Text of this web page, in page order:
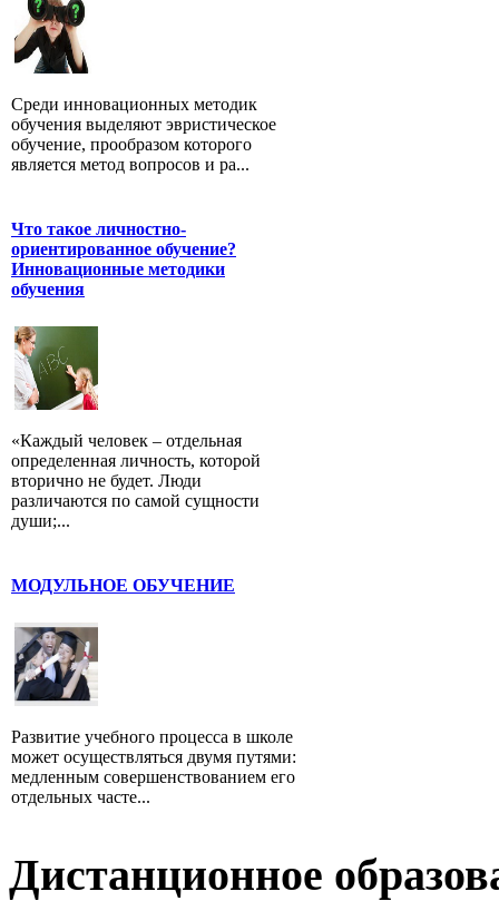
Среди инновационных методик
обучения выделяют эвристическое
обучение, прообразом которого
является метод вопросов и ра...
Что такое личностно-
ориентированное обучение?
Инновационные методики
обучения
«Каждый человек – отдельная
определенная личность, которой
вторично не будет. Люди
различаются по самой сущности
души;...
МОДУЛЬНОЕ ОБУЧЕНИЕ
Развитие учебного процесса в школе
может осуществляться двумя путями:
медленным совершенствованием его
отдельных часте...
Дистанционное